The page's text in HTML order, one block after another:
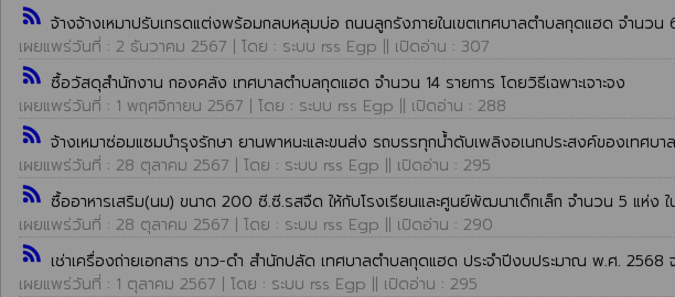
rss_feed จ้างจ้างเหมาปรับเกรดแต่งพร้อมกลบหลุมบ่อ ถนนลูกรังภายในเขตเทศบาลตำบลกุดแฮด จำนวน 6
เผยแพร่วันที่ : 2 ธันวาคม 2567 | โดย : ระบบ rss Egp || เปิดอ่าน : 307
rss_feed ซื้อวัสดุสำนักงาน กองคลัง เทศบาลตำบลกุดแฮด จำนวน 14 รายการ โดยวิธีเฉพาะเจาะจง
เผยแพร่วันที่ : 1 พฤศจิกายน 2567 | โดย : ระบบ rss Egp || เปิดอ่าน : 288
rss_feed จ้างเหมาซ่อมแซมบำรุงรักษา ยานพาหนะและขนส่ง รถบรรทุกน้ำดับเพลิงอเนกประสงค์ของเทศ
เผยแพร่วันที่ : 28 ตุลาคม 2567 | โดย : ระบบ rss Egp || เปิดอ่าน : 295
rss_feed ซื้ออาหารเสริม(นม) ขนาด 200 ซี.ซี.รสจืด ให้กับโรงเรียนและศูนย์พัฒนาเด็กเล็ก จำนวน 5 แห่ง
เผยแพร่วันที่ : 28 ตุลาคม 2567 | โดย : ระบบ rss Egp || เปิดอ่าน : 290
rss_feed เช่าเครื่องถ่ายเอกสาร ขาว-ดำ สำนักปลัด เทศบาลตำบลกุดแฮด ประจำปีงบประมาณ พ.ศ. 2568 จ
เผยแพร่วันที่ : 1 ตุลาคม 2567 | โดย : ระบบ rss Egp || เปิดอ่าน : 295